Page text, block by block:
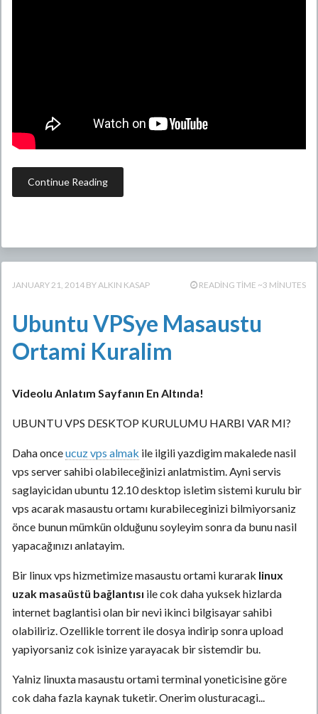
Continue Reading
JANUARY 21, 2014 ALKIN KASAP READING TIME ~3 MINUTES
Ubuntu VPSye Masaustu
Ortami Kuralim
Videolu Anlatım Sayfanın En Altında!
UBUNTU VPS DESKTOP KURULUMU HARBI VAR MI?
Daha onceucuz vps almak ile ilgili yazdigim makalede nasil
vps server sahibi olabileceğinizi anlatmistim. Ayni servis
saglayicidan ubuntu 12.10 desktop isletim sistemi kurulu bir
vps acarak masaustu ortamı kurabileceginizi bilmiyorsaniz
önce bunun mümkün olduğunu soyleyim sonra da bunu nasil
yapacağınızı anlatayim.
Bir linux vps hizmetimize masaustu ortami kurarak linux
uzak masaüstü bağlantısı ile cok daha yuksek hizlarda
internet baglantisi olan bir nevi ikinci bilgisayar sahibi
olabiliriz. Ozellikle torrent ile dosya indirip sonra upload
yapiyorsaniz cok isinize yarayacak bir sistemdir bu.
Yalniz linuxta masaustu ortami terminal yoneticisine göre
cok daha fazla kaynak tuketir. Onerim olusturacagi...